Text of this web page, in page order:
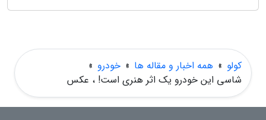
کولو » همه اخبار و مقاله ها » خودرو »
شاسی این خودرو یک اثر هنری است! ، عکس